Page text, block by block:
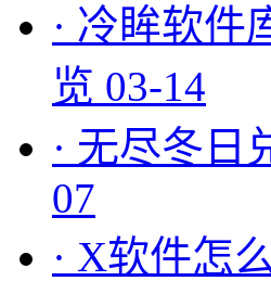
· 冷眸软件
览 03-14
· 无尽冬日
07
· X软件怎